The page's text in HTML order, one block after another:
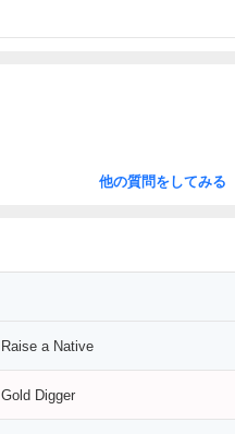
他の質問をしてみる
Raise a Native
Gold Digger